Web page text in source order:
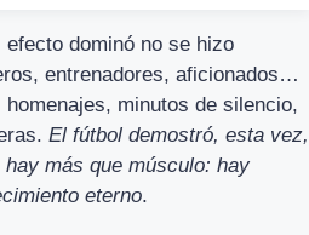
dominó no se hizo
entrenadores, aficionados…
minutos de silencio,
El fútbol demostró, esta vez,
más que músculo: hay
eterno.